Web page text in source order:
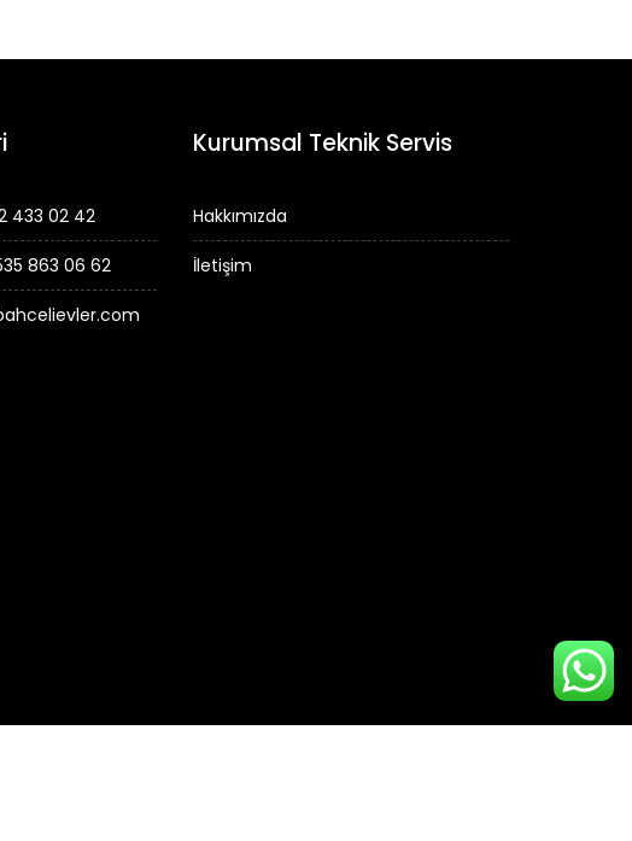
433 02 42
863 06 62
Kurumsal Teknik Servis
Hakkımızda
İletişim